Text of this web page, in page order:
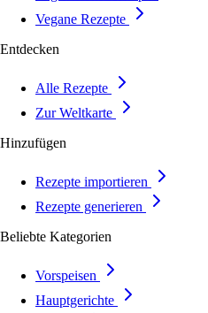
Vegane Rezepte
Entdecken
Alle Rezepte
Zur Weltkarte
Hinzufügen
Rezepte importieren
Rezepte generieren
Beliebte Kategorien
Vorspeisen
Hauptgerichte